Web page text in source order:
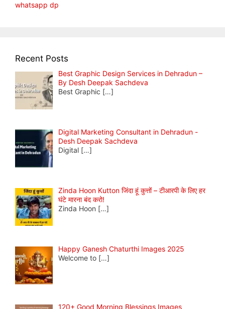
whatsapp dp
Recent Posts
Best Graphic Design Services in Dehradun –
By Desh Deepak Sachdeva
Best Graphic […]
Digital Marketing Consultant in Dehradun -
Desh Deepak Sachdeva
Digital […]
Zinda Hoon Kutton जिंदा हूं कुत्तों – टीआरपी के लिए हर
घंटे मारना बंद करो!
Zinda Hoon […]
Happy Ganesh Chaturthi Images 2025
Welcome to […]
120+ Good Morning Blessings Images